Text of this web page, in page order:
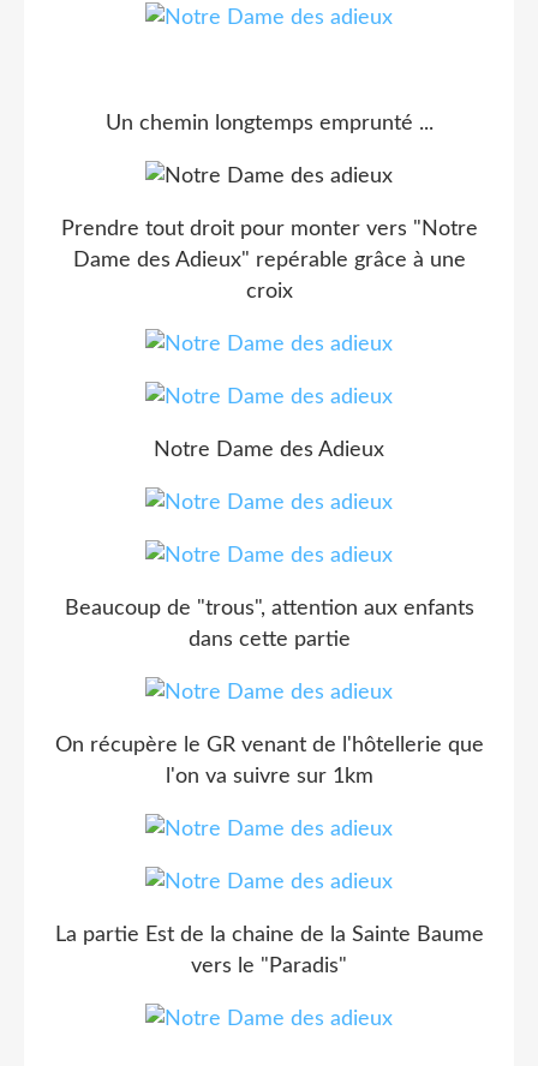
Un chemin longtemps emprunté ...
Prendre tout droit pour monter vers "Notre
Dame des Adieux" repérable grâce à une
croix
Notre Dame des Adieux
Beaucoup de "trous", attention aux enfants
dans cette partie
On récupère le GR venant de l'hôtellerie que
l'on va suivre sur 1km
La partie Est de la chaine de la Sainte Baume
vers le "Paradis"